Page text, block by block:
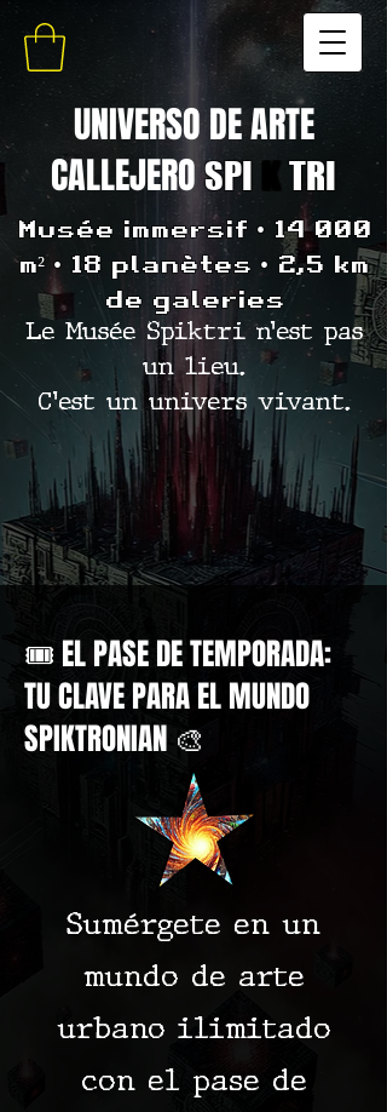
UNIVERSO DE ARTE
CALLEJERO SPI TRI
Musée immersif • 14 000
m² • 18 planètes • 2,5 km
de galeries
Le Musée Spiktri n’est pas
un lieu.
C’est un univers vivant.
🎟️ EL PASE DE TEMPORADA:
TU CLAVE PARA EL MUNDO
SPIKTRONIAN 🎨
Sumérgete en un
mundo de arte
urbano ilimitado
con el pase de